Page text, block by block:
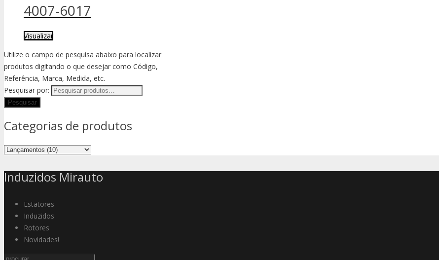
4007-6017
Visualizar
Utilize o campo de pesquisa abaixo para localizar
produtos digitando o que desejar como Código,
Referência, Marca, Medida, etc.
Pesquisar por:
Categorias de produtos
Induzidos Mirauto
Estatores
Induzidos
Rotores
Novidades!